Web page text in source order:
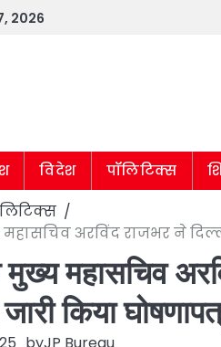
2026
विदेश पॉलिटिक्स
महासचिव अरविंद राजभर ने
मुख्य महासचिव
किया
byJP Bureau